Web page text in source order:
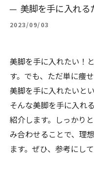
美脚を手に入れ
2023/09/03
美脚を手に入れたい！
す。でも、ただ単に痩
美脚を手に入れたいと
そんな美脚を手に入れ
紹介します。しっかり
み合わせることで、理
ます。ぜひ、参考にし